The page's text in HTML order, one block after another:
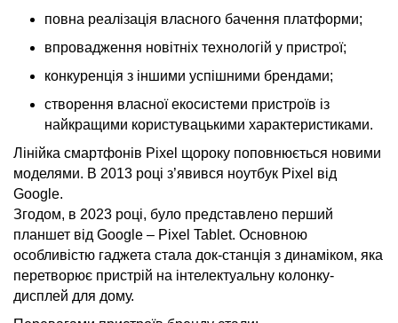
повна реалізація власного бачення платформи;
впровадження новітніх технологій у пристрої;
конкуренція з іншими успішними брендами;
створення власної екосистеми пристроїв із
найкращими користувацькими характеристиками.
Лінійка смартфонів Pixel щороку поповнюється новими
моделями. В 2013 році з’явився ноутбук Pixel від
Google.
Згодом, в 2023 році, було представлено перший
планшет від Google – Pixel Tablet. Основною
особливістю гаджета стала док-станція з динаміком, яка
перетворює пристрій на інтелектуальну колонку-
дисплей для дому.